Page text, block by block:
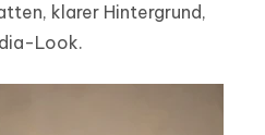
klarer Hintergrund,
Look.